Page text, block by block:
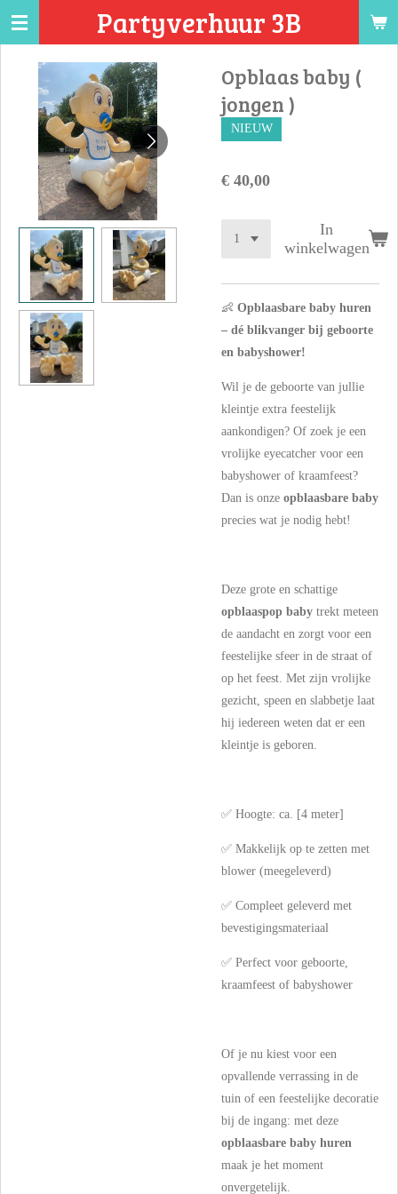
Ga
hoofdinhoud
Partyverhuur 3B
Opblaas baby (
jongen )
NIEUW
€ 40,00
In
winkelwagen
👶 Opblaasbare baby huren
– dé blikvanger bij geboorte
en babyshower!
Wil je de geboorte van jullie
kleintje extra feestelijk
aankondigen? Of zoek je een
vrolijke eyecatcher voor een
babyshower of kraamfeest?
Dan is onze opblaasbare baby
precies wat je nodig hebt!
Deze grote en schattige
opblaaspop baby trekt meteen
de aandacht en zorgt voor een
feestelijke sfeer in de straat of
op het feest. Met zijn vrolijke
gezicht, speen en slabbetje laat
hij iedereen weten dat er een
kleintje is geboren.
✅ Hoogte: ca. [4 meter]
✅ Makkelijk op te zetten met
blower (meegeleverd)
✅ Compleet geleverd met
bevestigingsmateriaal
✅ Perfect voor geboorte,
kraamfeest of babyshower
Of je nu kiest voor een
opvallende verrassing in de
tuin of een feestelijke decoratie
bij de ingang: met deze
opblaasbare baby huren
maak je het moment
onvergetelijk.